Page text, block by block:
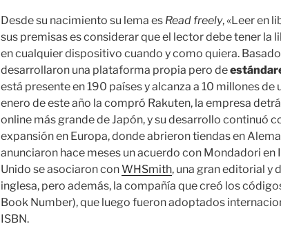
Desde su nacimiento su lema es Read freely, «Leer en
sus premisas es considerar que el lector debe tener la
en cualquier dispositivo cuando y como quiera.
desarrollaron una plataforma propia pero de
está presente en 190 países y alcanza a 10 millones de
enero de este año la compró Rakuten, la empresa
online más grande de Japón, y su desarrollo continuó
expansión en Europa, donde abrieron tiendas en
anunciaron hace meses un acuerdo con Mondadori en
Unido se asociaron conWHSmith, una gran editorial y
inglesa, pero además, la compañía que creó los
Book Number), que luego fueron adoptados
ISBN.